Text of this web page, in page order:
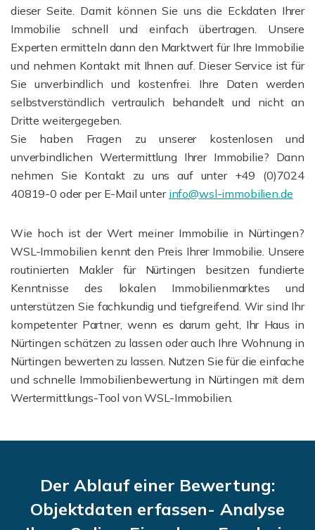
dieser Seite. Damit können Sie uns die Eckdaten Ihrer
Immobilie schnell und einfach übertragen. Unsere
Experten ermitteln dann den Marktwert für Ihre Immobilie
und nehmen Kontakt mit Ihnen auf. Dieser Service ist für
Sie unverbindlich und kostenfrei. Ihre Daten werden
selbstverständlich vertraulich behandelt und nicht an
Dritte weitergegeben.
Sie haben Fragen zu unserer kostenlosen und
unverbindlichen Wertermittlung Ihrer Immobilie? Dann
nehmen Sie Kontakt zu uns auf unter +49 (0)7024
40819-0 oder per E-Mail unter info@wsl-immobilien.de
Wie hoch ist der Wert meiner Immobilie in Nürtingen?
WSL-Immobilien kennt den Preis Ihrer Immobilie. Unsere
routinierten Makler für Nürtingen besitzen fundierte
Kenntnisse des lokalen Immobilienmarktes und
unterstützen Sie fachkundig und tiefgreifend. Wir sind Ihr
kompetenter Partner, wenn es darum geht, Ihr Haus in
Nürtingen schätzen zu lassen oder auch Ihre Wohnung in
Nürtingen bewerten zu lassen. Nutzen Sie für die einfache
und schnelle Immobilienbewertung in Nürtingen mit dem
Wertermittlungs-Tool von WSL-Immobilien.
Der Ablauf einer Bewertung:
Objektdaten erfassen- Analyse